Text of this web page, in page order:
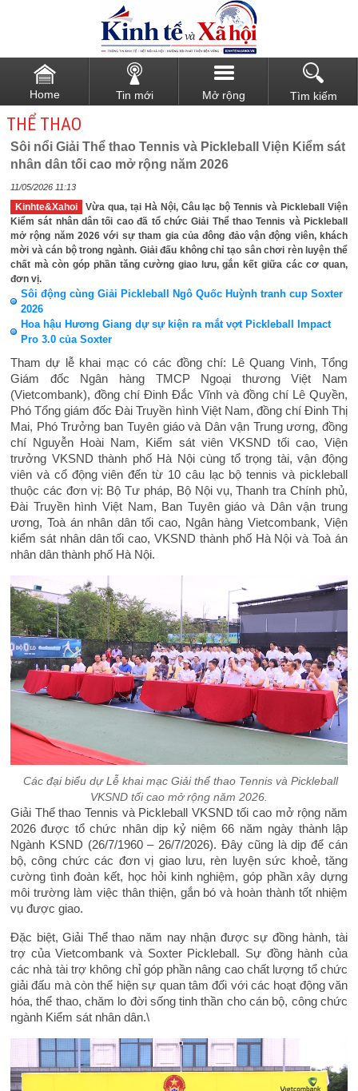
Home Tin mới Mở rộng Tìm kiếm
THỂ THAO
Sôi nổi Giải Thể thao Tennis và Pickleball Viện Kiểm sát
nhân dân tối cao mở rộng năm 2026
11/05/2026 11:13
Kinhte&Xahoi
Vừa qua, tại Hà Nội, Câu lạc bộ Tennis và Pickleball Viện
Kiểm sát nhân dân tối cao đã tổ chức Giải Thể thao Tennis và Pickleball
mở rộng năm 2026 với sự tham gia của đông đảo vận động viên, khách
mời và cán bộ trong ngành. Giải đấu không chỉ tạo sân chơi rèn luyện thể
chất mà còn góp phần tăng cường giao lưu, gắn kết giữa các cơ quan,
đơn vị.
Sôi động cùng Giải Pickleball Ngô Quốc Huỳnh tranh cup Soxter
2026
Hoa hậu Hương Giang dự sự kiện ra mắt vợt Pickleball Impact
Pro 3.0 của Soxter
Tham dự lễ khai mạc có các đồng chí: Lê Quang Vinh, Tổng
Giám đốc Ngân hàng TMCP Ngoại thương Việt Nam
(Vietcombank), đồng chí Đinh Đắc Vĩnh và đồng chí Lê Quyền,
Phó Tổng giám đốc Đài Truyền hình Việt Nam, đồng chí Đinh Thị
Mai, Phó Trưởng ban Tuyên giáo và Dân vận Trung ương, đồng
chí Nguyễn Hoài Nam, Kiểm sát viên VKSND tối cao, Viện
trưởng VKSND thành phố Hà Nội cùng tổ trọng tài, vận động
viên và cổ động viên đến từ 10 câu lạc bộ tennis và pickleball
thuộc các đơn vị: Bộ Tư pháp, Bộ Nội vụ, Thanh tra Chính phủ,
Đài Truyền hình Việt Nam, Ban Tuyên giáo và Dân vận trung
ương, Toà án nhân dân tối cao, Ngân hàng Vietcombank, Viện
kiểm sát nhân dân tối cao, VKSND thành phố Hà Nội và Toà án
nhân dân thành phố Hà Nội.
Các đại biểu dự Lễ khai mạc Giải thể thao Tennis và Pickleball
VKSND tối cao mở rộng năm 2026.
Giải Thể thao Tennis và Pickleball VKSND tối cao mở rộng năm
2026 được tổ chức nhân dịp kỷ niệm 66 năm ngày thành lập
Ngành KSND (26/7/1960 – 26/7/2026). Đây cũng là dịp để cán
bộ, công chức các đơn vị giao lưu, rèn luyện sức khoẻ, tăng
cường tình đoàn kết, học hỏi kinh nghiệm, góp phần xây dựng
môi trường làm việc thân thiện, gắn bó và hoàn thành tốt nhiệm
vụ được giao.
Đặc biệt, Giải Thể thao năm nay nhận được sự đồng hành, tài
trợ của Vietcombank và Soxter Pickleball. Sự đồng hành của
các nhà tài trợ không chỉ góp phần nâng cao chất lượng tổ chức
giải đấu mà còn thể hiện sự quan tâm đối với các hoạt động văn
hóa, thể thao, chăm lo đời sống tinh thần cho cán bộ, công chức
ngành Kiểm sát nhân dân.\